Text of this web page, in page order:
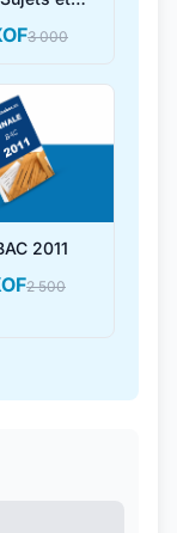
3 000
2011
2 500